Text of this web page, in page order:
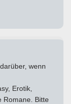
wenn
Erotik,
Romane. Bitte